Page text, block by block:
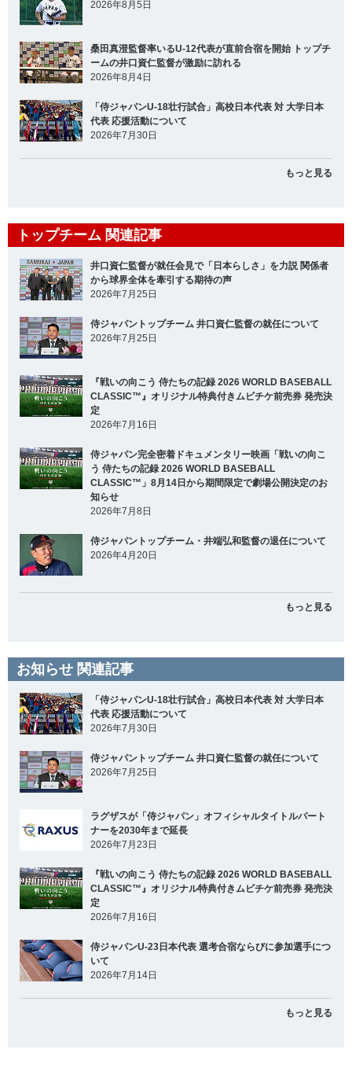
2026年8月5日
桑田真澄監督率いるU-12代表が直前合宿を開始 トップチ
ームの井口資仁監督が激励に訪れる
2026年8月4日
「侍ジャパンU-18壮行試合」高校日本代表 対 大学日本
代表 応援活動について
2026年7月30日
もっと見る
トップチーム 関連記事
井口資仁監督が就任会見で「日本らしさ」を力説 関係者
から球界全体を牽引する期待の声
2026年7月25日
侍ジャパントップチーム 井口資仁監督の就任について
2026年7月25日
『戦いの向こう 侍たちの記録 2026 WORLD BASEBALL
CLASSIC™』オリジナル特典付きムビチケ前売券 発売決
定
2026年7月16日
侍ジャパン完全密着ドキュメンタリー映画「戦いの向こ
う 侍たちの記録 2026 WORLD BASEBALL
CLASSIC™」8月14日から期間限定で劇場公開決定のお
知らせ
2026年7月8日
侍ジャパントップチーム・井端弘和監督の退任について
2026年4月20日
もっと見る
お知らせ 関連記事
「侍ジャパンU-18壮行試合」高校日本代表 対 大学日本
代表 応援活動について
2026年7月30日
侍ジャパントップチーム 井口資仁監督の就任について
2026年7月25日
ラグザスが「侍ジャパン」オフィシャルタイトルパート
ナーを2030年まで延長
2026年7月23日
『戦いの向こう 侍たちの記録 2026 WORLD BASEBALL
CLASSIC™』オリジナル特典付きムビチケ前売券 発売決
定
2026年7月16日
侍ジャパンU-23日本代表 選考合宿ならびに参加選手につ
いて
2026年7月14日
もっと見る